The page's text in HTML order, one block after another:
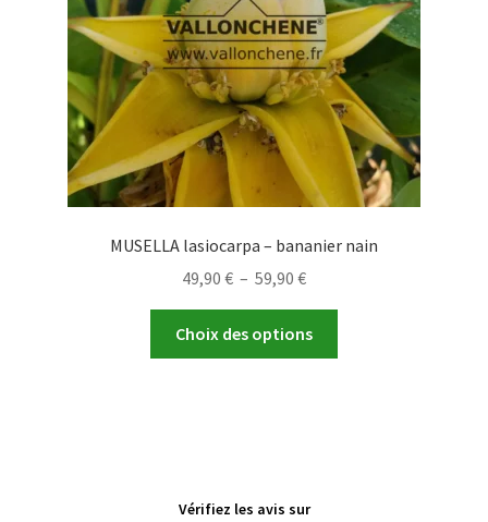
MUSELLA lasiocarpa – bananier nain
49,90 € – 59,90 €Plage
de
prix :
49,90 €
Choix des options
Vérifiez les avis sur